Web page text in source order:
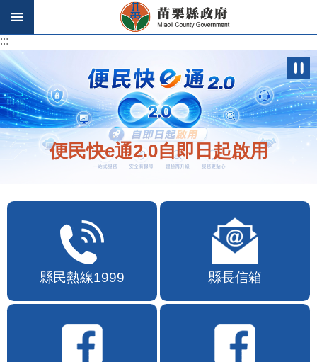
跳到主要內容區塊
:::
:::
便民快e通2.0自即日起啟用
縣民熱線1999 縣長信箱